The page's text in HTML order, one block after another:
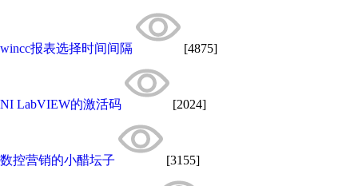
wincc报表选择时间间隔 [4875]
NI LabVIEW的激活码 [2024]
数控营销的小醋坛子 [3155]